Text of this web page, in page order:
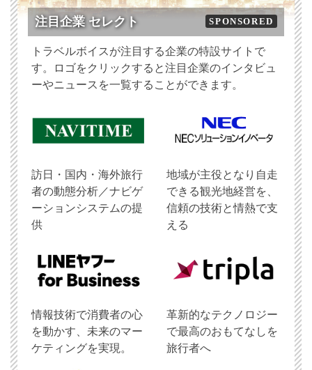
注目企業 セレクト SPONSORED
トラベルボイスが注目する企業の特設サイトで
す。ロゴをクリックすると注目企業のインタビュ
ーやニュースを一覧することができます。
訪日・国内・海外旅行
者の動態分析／ナビゲ
ーションシステムの提
供
地域が主役となり自走
できる観光地経営を、
信頼の技術と情熱で支
える
情報技術で消費者の心
を動かす、未来のマー
ケティングを実現。
革新的なテクノロジー
で最高のおもてなしを
旅行者へ